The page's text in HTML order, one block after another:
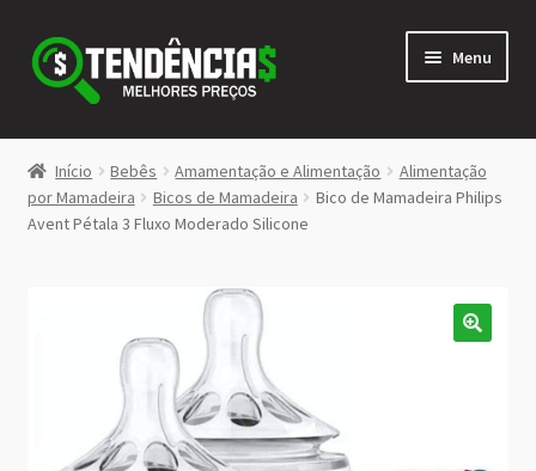
Pular
para
navegação
Pular
para
conteúdo
Menu
LOJA
<>
Início Bebês Amamentação e Alimentação
Alimentação
por Mamadeira
Bicos de Mamadeira
Bico de Mamadeira Philips
Avent Pétala 3 Fluxo Moderado Silicone